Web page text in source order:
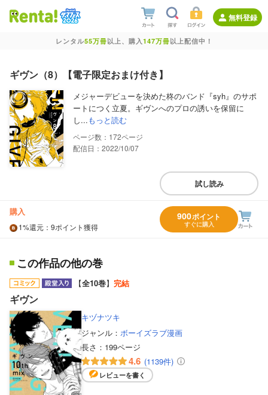
無料登録
レンタル55万冊以上、購入147万冊以上配信中！
ギヴン（8）【電子限定おまけ付き】
メジャーデビューを決めた柊のバンド『syh』のサポ
ートにつく立夏。ギヴンへのプロの誘いを保留に
し...もっと読む
172
配信日：2022/10/07
試し読み
購入
1%還元 ：9ポイント獲得
900ポイント
すぐに購入
この作品の他の巻
【全10巻】 完結
ギヴン
キヅナツキ
ジャンル： ボーイズラブ漫画
長さ： 199ページ
4.6 (1139件)
レビューを書く